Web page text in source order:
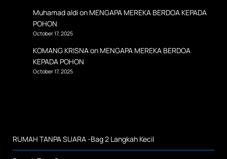
Muhamad aldion MENGAPA MEREKA BERDOA KEPADA
POHON
October 17, 2025
KOMANG KRISNAon MENGAPA MEREKA BERDOA
KEPADA POHON
October 17, 2025
RUMAH TANPA SUARA -Bag 2 Langkah Kecil